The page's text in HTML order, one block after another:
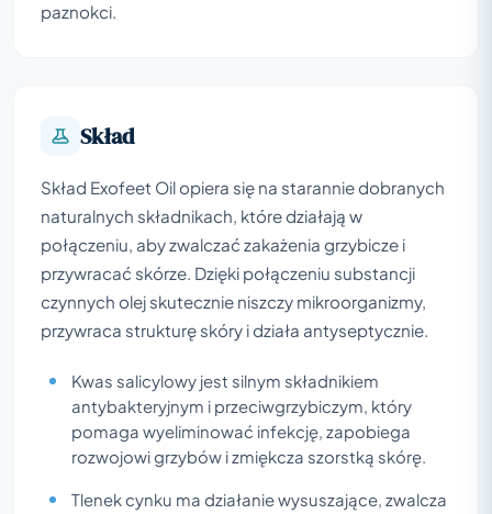
paznokci.
Skład
Skład Exofeet Oil opiera się na starannie dobranych
naturalnych składnikach, które działają w
połączeniu, aby zwalczać zakażenia grzybicze i
przywracać skórze. Dzięki połączeniu substancji
czynnych olej skutecznie niszczy mikroorganizmy,
przywraca strukturę skóry i działa antyseptycznie.
Kwas salicylowy jest silnym składnikiem
antybakteryjnym i przeciwgrzybiczym, który
pomaga wyeliminować infekcję, zapobiega
rozwojowi grzybów i zmiękcza szorstką skórę.
Tlenek cynku ma działanie wysuszające, zwalcza